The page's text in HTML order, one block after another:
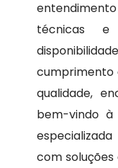
técnicas e
cumprimento
qualidade,
bem-vindo à
com